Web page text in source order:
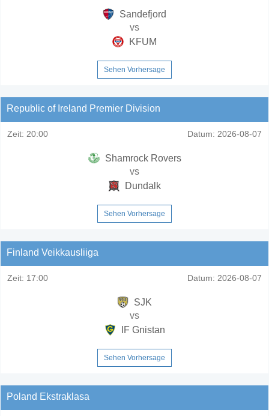
Sandefjord
vs
KFUM
Sehen Vorhersage
Republic of Ireland Premier Division
Zeit: 20:00 Datum: 2026-08-07
Shamrock Rovers
vs
Dundalk
Sehen Vorhersage
Finland Veikkausliiga
Zeit: 17:00 Datum: 2026-08-07
SJK
vs
IF Gnistan
Sehen Vorhersage
Poland Ekstraklasa